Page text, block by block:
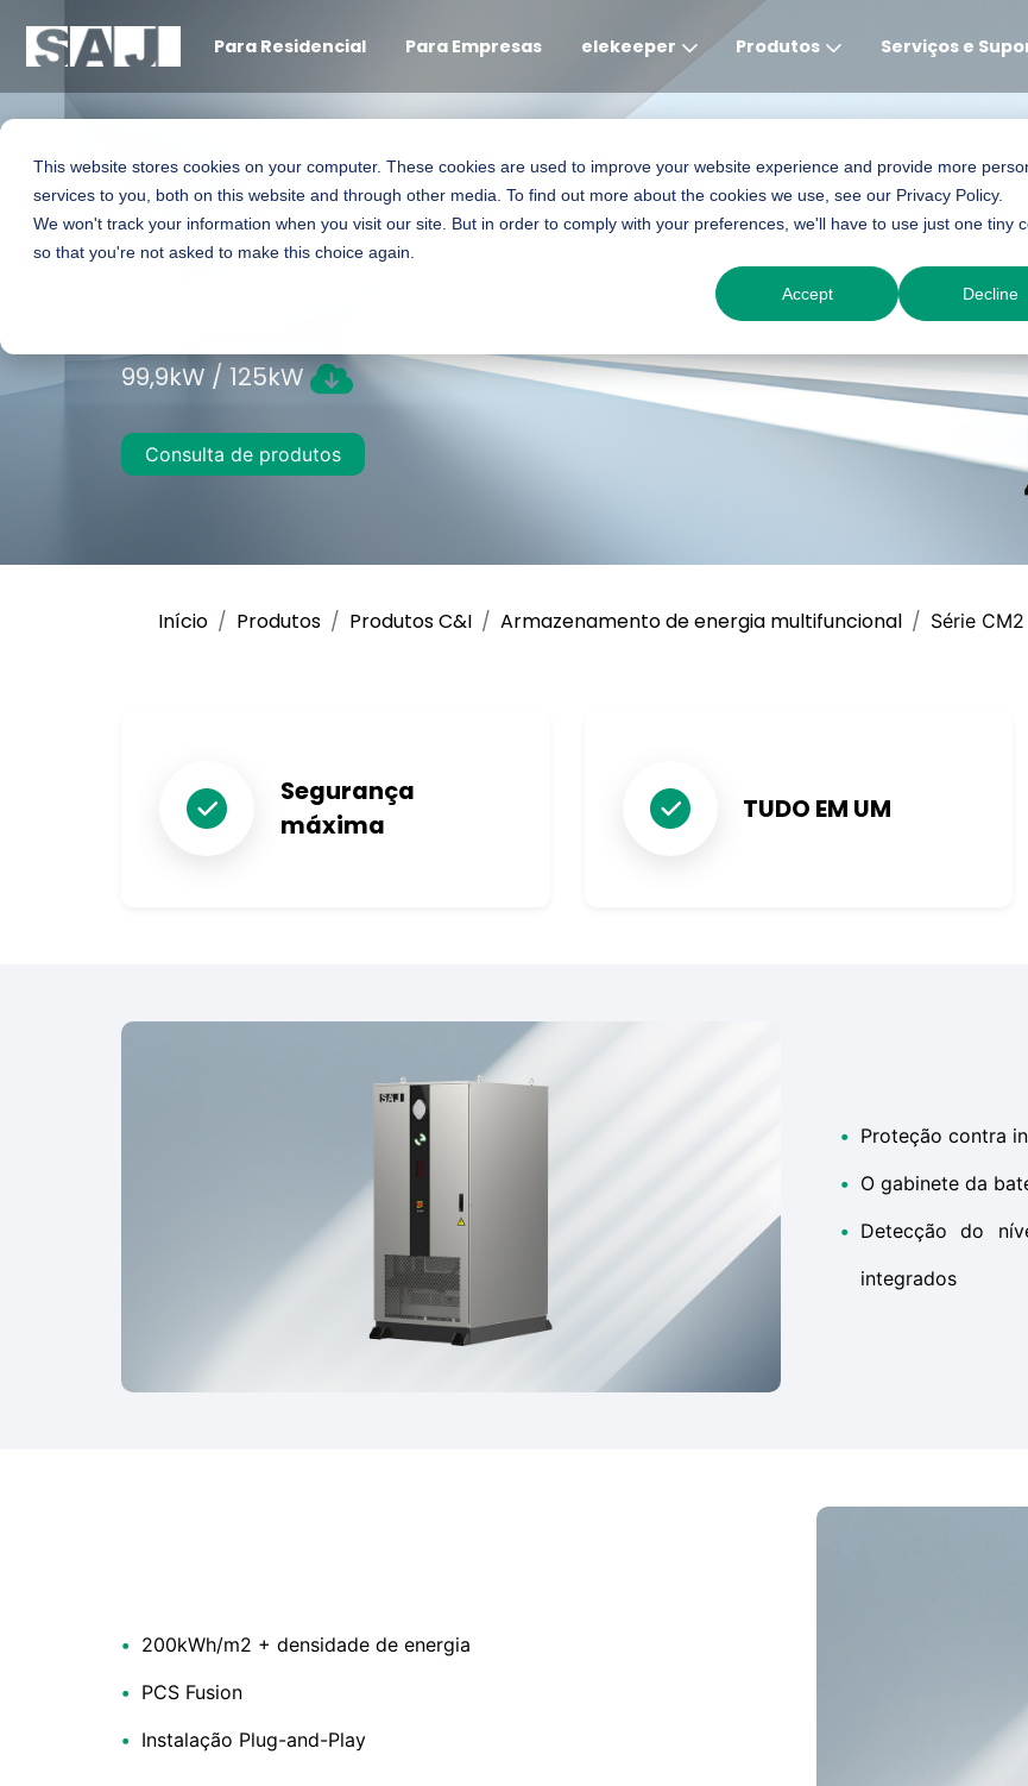
This website stores cookies on your computer. These cookies are used to improve your website experience and provide more
services to you, both on this website and through other media. To find out more about the cookies we use, see our Privacy Policy.
We won't track your information when you visit our site. But in order to comply with your preferences, we'll have to use just one tiny
so that you're not asked to make this choice again.
Accept Decline
Para Residencial Para Empresas elekeeper Produtos Serviços e
English English English
Français (Afrique)
Deutsch
Espanol
English
English
Espanol
BESS multifuncional inteligente para
99,9kW / 125kW
Consulta de produtos
Início Produtos Produtos C&I Armazenamento de energia multifuncional Série CM2
Segurança
máxima
TUDO EM UM
• Proteção contra
• O gabinete da
• Detecção do
integrados
• 200kWh/m2 + densidade de energia
• PCS Fusion
• Instalação Plug-and-Play